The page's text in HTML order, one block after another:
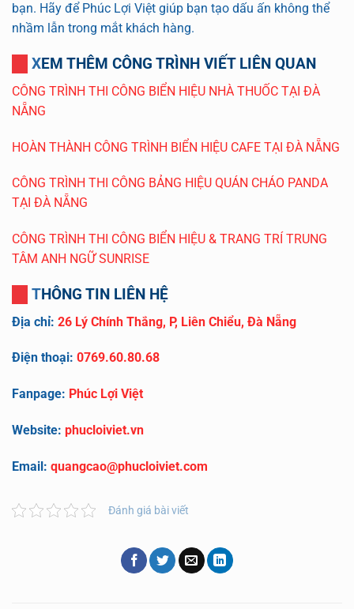
bạn. Hãy để Phúc Lợi Việt giúp bạn tạo dấu ấn không thể
nhầm lẫn trong mắt khách hàng.
XEM THÊM CÔNG TRÌNH VIẾT LIÊN QUAN
CÔNG TRÌNH THI CÔNG BIỂN HIỆU NHÀ THUỐC TẠI ĐÀ
NẴNG
HOÀN THÀNH CÔNG TRÌNH BIỂN HIỆU CAFE TẠI ĐÀ NẴNG
CÔNG TRÌNH THI CÔNG BẢNG HIỆU QUÁN CHÁO PANDA
TẠI ĐÀ NẴNG
CÔNG TRÌNH THI CÔNG BIỂN HIỆU & TRANG TRÍ TRUNG
TÂM ANH NGỮ SUNRISE
THÔNG TIN LIÊN HỆ
Địa chỉ: 26 Lý Chính Thắng, P, Liên Chiểu, Đà Nẵng
Điện thoại: 0769.60.80.68
Fanpage: Phúc Lợi Việt
Website: phucloiviet.vn
Email: quangcao@phucloiviet.com
Đánh giá bài viết